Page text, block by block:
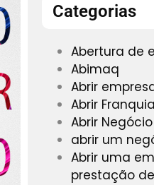
Categorias
Abertura de
Abimaq
Abrir
Abrir Franquia
Abrir Negócio
abrir um
Abrir uma
prestação